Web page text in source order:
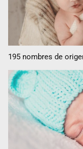
195 nombres de